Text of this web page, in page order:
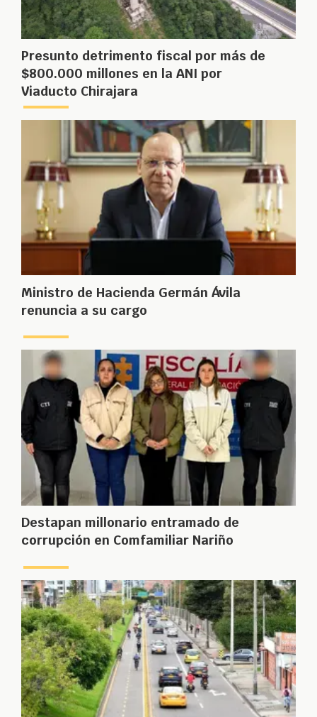
Presunto detrimento fiscal por más de
$800.000 millones en la ANI por
Viaducto Chirajara
Ministro de Hacienda Germán Ávila
renuncia a su cargo
Destapan millonario entramado de
corrupción en Comfamiliar Nariño